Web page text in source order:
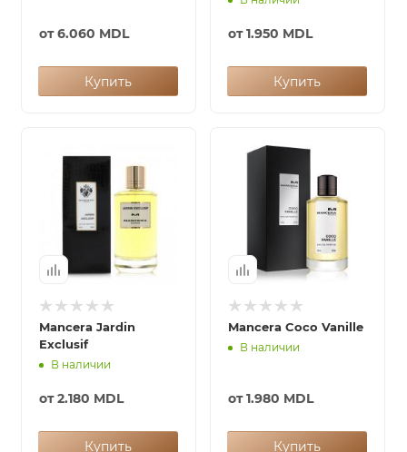
от6.060 MDL
Купить
от1.950 MDL
Купить
Mancera Jardin
Exclusif
В наличии
от2.180 MDL
Купить
Mancera Coco Vanille
В наличии
от1.980 MDL
Купить